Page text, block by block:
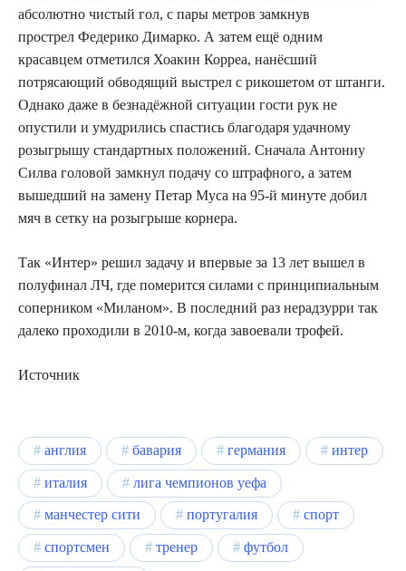
абсолютно чистый гол, с пары метров замкнув
прострел Федерико Димарко. А затем ещё одним
красавцем отметился Хоакин Корреа, нанёсший
потрясающий обводящий выстрел с рикошетом от штанги.
Однако даже в безнадёжной ситуации гости рук не
опустили и умудрились спастись благодаря удачному
розыгрышу стандартных положений. Сначала Антониу
Силва головой замкнул подачу со штрафного, а затем
вышедший на замену Петар Муса на 95-й минуте добил
мяч в сетку на розыгрыше корнера.
Так «Интер» решил задачу и впервые за 13 лет вышел в
полуфинал ЛЧ, где померится силами с принципиальным
соперником «Миланом». В последний раз нерадзурри так
далеко проходили в 2010-м, когда завоевали трофей.
Источник
англия бавария германия
интер
италия
лига чемпионов уефа
манчестер сити
португалия
спорт
спортсмен
тренер
футбол